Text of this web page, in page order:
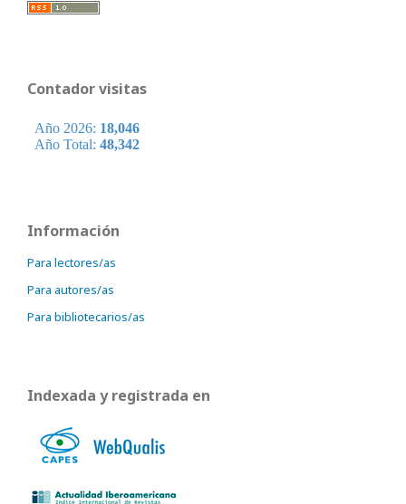
Contador visitas
Información
Para lectores/as
Para autores/as
Para bibliotecarios/as
Indexada y registrada en